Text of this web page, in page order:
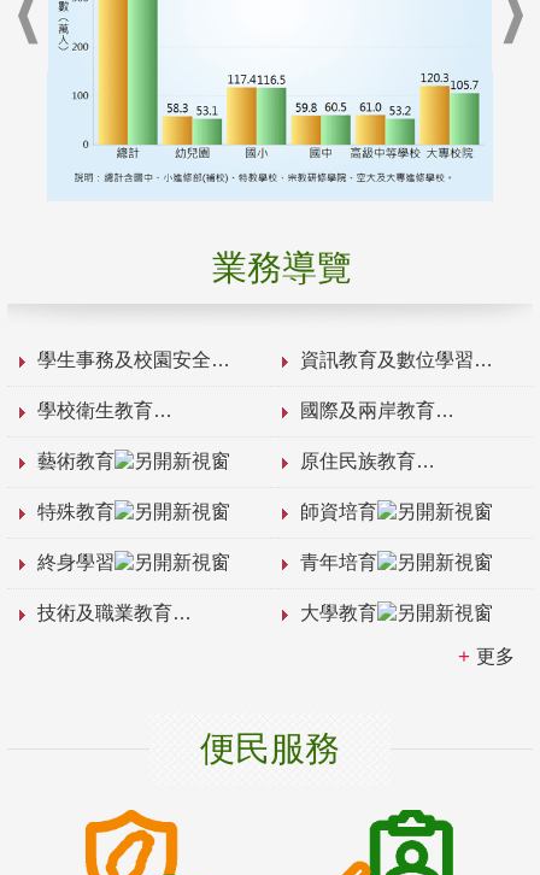
業務導覽
學生事務及校園安全 資訊教育及數位學習
學校衛生教育 國際及兩岸教育
藝術教育 原住民族教育
特殊教育 師資培育
終身學習 青年培育
技術及職業教育 大學教育
更多
便民服務